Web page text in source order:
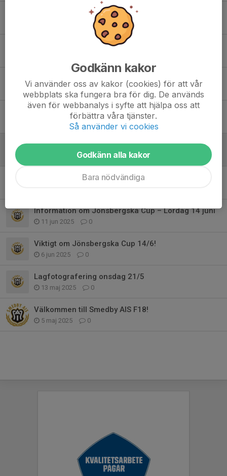
Information om inomhusträningen i Smedbyhallen
Vi behöver bli fler ledare!
Ny träningstid i höst fr.o.m. 9/10.
17 sep 2025 3
Information om Lindöcup 20/9
16 sep 2025
Träningsstart ons 13/8!
0
Sommaruppehåll
Information om Jönsbergska Cup – Lördag 14 juni
11 jun 2025 0
Viktigt om Jönsbergska Cup 14/6!
6 jun 2025 0
Lagfotografering onsdag 21/5
13 maj 2025 0
Välkommen till Smedby AIS F18!
5 maj 2025 0
Godkänn kakor
Vi använder oss av kakor (cookies) för att vår
webbplats ska fungera bra för dig. De används
även för webbanalys i syfte att hjälpa oss att
förbättra våra tjänster.
Så använder vi cookies
Godkänn alla kakor
Bara nödvändiga